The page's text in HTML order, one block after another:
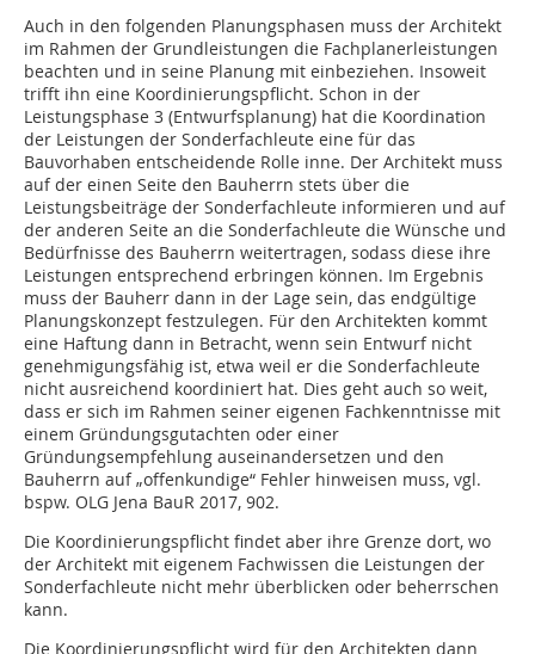
Auch in den folgenden Planungsphasen muss der Architekt
im Rahmen der Grundleistungen die Fachplanerleistungen
beachten und in seine Planung mit einbeziehen. Insoweit
trifft ihn eine Koordinierungspflicht. Schon in der
Leistungsphase 3 (Entwurfsplanung) hat die Koordination
der Leistungen der Sonderfachleute eine für das
Bauvorhaben entscheidende Rolle inne. Der Architekt muss
auf der einen Seite den Bauherrn stets über die
Leistungsbeiträge der Sonderfachleute informieren und auf
der anderen Seite an die Sonderfachleute die Wünsche und
Bedürfnisse des Bauherrn weitertragen, sodass diese ihre
Leistungen entsprechend erbringen können. Im Ergebnis
muss der Bauherr dann in der Lage sein, das endgültige
Planungskonzept festzulegen. Für den Architekten kommt
eine Haftung dann in Betracht, wenn sein Entwurf nicht
genehmigungsfähig ist, etwa weil er die Sonderfachleute
nicht ausreichend koordiniert hat. Dies geht auch so weit,
dass er sich im Rahmen seiner eigenen Fachkenntnisse mit
einem Gründungsgutachten oder einer
Gründungsempfehlung auseinandersetzen und den
Bauherrn auf „offenkundige“ Fehler hinweisen muss, vgl.
bspw. OLG Jena BauR 2017, 902.
Die Koordinierungspflicht findet aber ihre Grenze dort, wo
der Architekt mit eigenem Fachwissen die Leistungen der
Sonderfachleute nicht mehr überblicken oder beherrschen
kann.
Die Koordinierungspflicht wird für den Architekten dann